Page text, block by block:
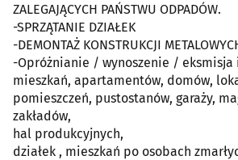
ZALEGAJĄCYCH PAŃSTWU ODPADÓW.
-SPRZĄTANIE DZIAŁEK
-DEMONTAŻ KONSTRUKCJI
-Opróżnianie / wynoszenie /
mieszkań, apartamentów, domów,
pomieszczeń, pustostanów, garaży,
zakładów,
hal produkcyjnych,
działek , mieszkań po osobach